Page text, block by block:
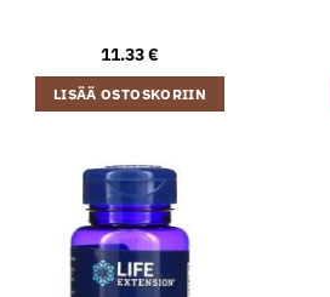
11.33€
LISÄÄ OSTOSKORIIN